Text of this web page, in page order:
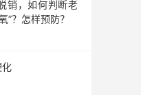
销，如何判断老
”？怎样预防？
化